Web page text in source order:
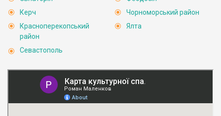
Керч
Красноперекопський
район
Севастополь
Чорноморський район
Ялта